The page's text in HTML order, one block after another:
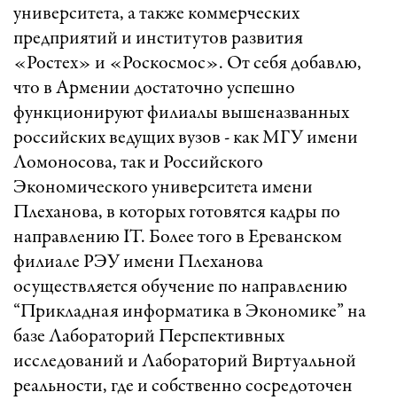
университета, а также коммерческих
предприятий и институтов развития
«Ростех» и «Роскосмос». От себя добавлю,
что в Армении достаточно успешно
функционируют филиалы вышеназванных
российских ведущих вузов - как МГУ имени
Ломоносова, так и Российского
Экономического университета имени
Плеханова, в которых готовятся кадры по
направлению IT. Более того в Ереванском
филиале РЭУ имени Плеханова
осуществляется обучение по направлению
“Прикладная информатика в Экономике” на
базе Лабораторий Перспективных
исследований и Лабораторий Виртуальной
реальности, где и собственно сосредоточен